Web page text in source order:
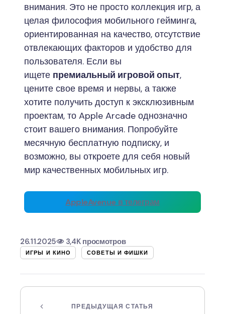
внимания. Это не просто коллекция игр, а
целая философия мобильного гейминга,
ориентированная на качество, отсутствие
отвлекающих факторов и удобство для
пользователя. Если вы
ищете премиальный игровой опыт,
цените свое время и нервы, а также
хотите получить доступ к эксклюзивным
проектам, то Apple Arcade однозначно
стоит вашего внимания. Попробуйте
месячную бесплатную подписку, и
возможно, вы откроете для себя новый
мир качественных мобильных игр.
AppleAvenue в телеграм
26.11.2025 3,4K просмотров
ИГРЫ И КИНО СОВЕТЫ И ФИШКИ
ПРЕДЫДУЩАЯ СТАТЬЯ